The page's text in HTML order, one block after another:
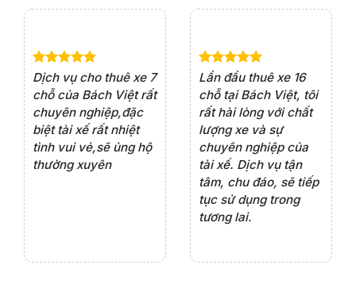
Dịch vụ cho thuê xe 7
chỗ của Bách Việt rất
chuyên nghiệp,đặc
biệt tài xế rất nhiệt
tình vui vẻ,sẽ ủng hộ
thường xuyên
Lần đầu thuê xe 16
chỗ tại Bách Việt, tôi
rất hài lòng với chất
lượng xe và sự
chuyên nghiệp của
tài xế. Dịch vụ tận
tâm, chu đáo, sẽ tiếp
tục sử dụng trong
tương lai.